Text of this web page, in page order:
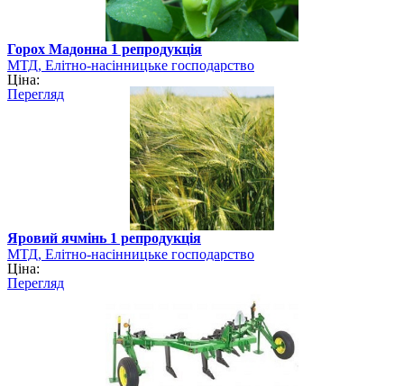
Горох Мадонна 1 репродукція
МТД, Елітно-насінницьке господарство
Ціна:
Перегляд
Яровий ячмінь 1 репродукція
МТД, Елітно-насінницьке господарство
Ціна:
Перегляд